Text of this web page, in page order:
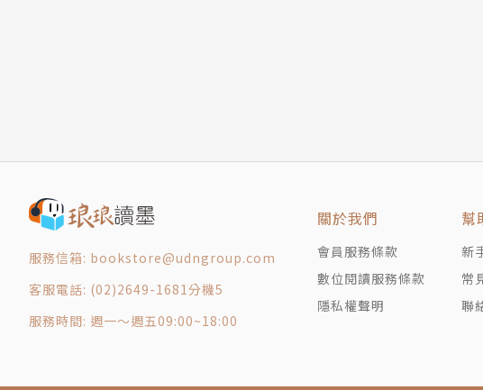
服務信箱: bookstore@udngroup.com
客服電話: (02)2649-1681分機5
服務時間: 週一～週五09:00~18:00
關於我們
會員服務條款
數位閱讀服務條款
隱私權聲明
幫
新
常
聯